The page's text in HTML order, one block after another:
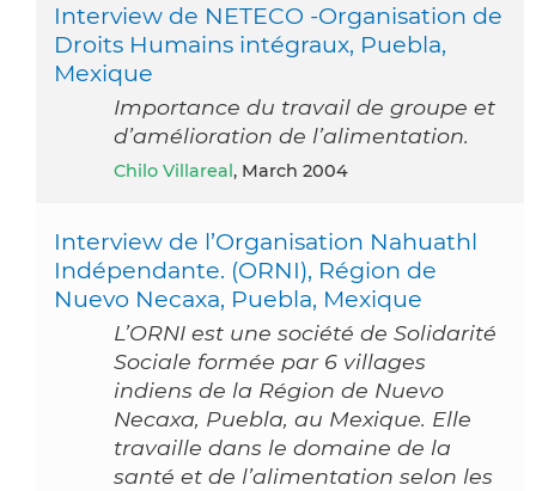
Interview de NETECO -Organisation de
Droits Humains intégraux, Puebla,
Mexique
Importance du travail de groupe et
d’amélioration de l’alimentation.
Chilo Villareal , March 2004
Interview de l’Organisation Nahuathl
Indépendante. (ORNI), Région de
Nuevo Necaxa, Puebla, Mexique
L’ORNI est une société de Solidarité
Sociale formée par 6 villages
indiens de la Région de Nuevo
Necaxa, Puebla, au Mexique. Elle
travaille dans le domaine de la
santé et de l’alimentation selon les